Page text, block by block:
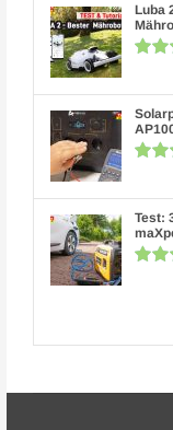
Luba
Test: